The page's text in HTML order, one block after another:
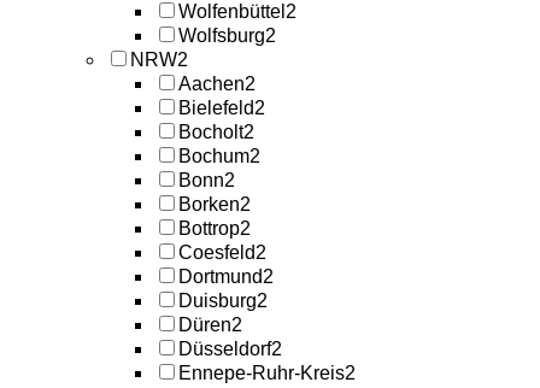
Wolfenbüttel 2
Wolfsburg2
NRW2
Aachen2
Bielefeld2
Bocholt2
Bochum2
Bonn2
Borken2
Bottrop2
Coesfeld2
Dortmund2
Duisburg2
Düren2
Düsseldorf2
Ennepe-Ruhr-Kreis2